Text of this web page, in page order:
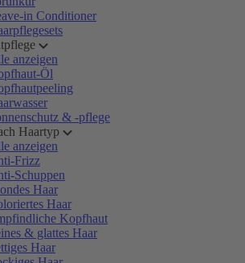
in Conditioner
anzeigen
Öl
& -pflege
Haartyp
anzeigen
Frizz
Schuppen
Haar
Haar
Kopfhaut
& glattes Haar
Haar